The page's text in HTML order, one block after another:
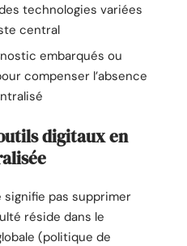
technologies variées
central
embarqués ou
compenser l’absence
digitaux en
signifie pas supprimer
réside dans le
(politique de